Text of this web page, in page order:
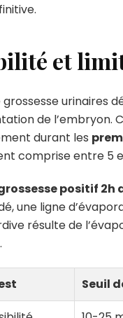
et
grossesse urinaires
de
durant les
comprise entre 5
positif 2h
une ligne
résulte de
Seuil